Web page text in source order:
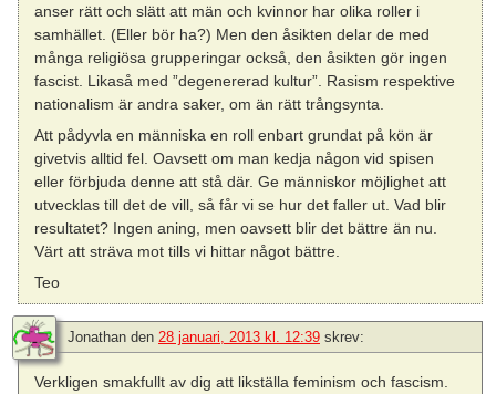
anser rätt och slätt att män och kvinnor har olika roller i
samhället. (Eller bör ha?) Men den åsikten delar de med
många religiösa grupperingar också, den åsikten gör ingen
fascist. Likaså med ”degenererad kultur”. Rasism respektive
nationalism är andra saker, om än rätt trångsynta.
Att pådyvla en människa en roll enbart grundat på kön är
givetvis alltid fel. Oavsett om man kedja någon vid spisen
eller förbjuda denne att stå där. Ge människor möjlighet att
utvecklas till det de vill, så får vi se hur det faller ut. Vad blir
resultatet? Ingen aning, men oavsett blir det bättre än nu.
Värt att sträva mot tills vi hittar något bättre.
Teo
Jonathan den 28 januari, 2013 kl. 12:39 skrev:
Verkligen smakfullt av dig att likställa feminism och fascism.